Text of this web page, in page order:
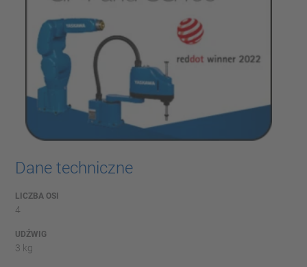
Dane techniczne
LICZBA OSI
4
UDŹWIG
3 kg